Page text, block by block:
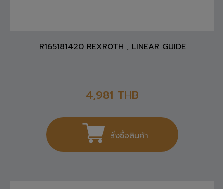
R165181420 REXROTH , LINEAR GUIDE
4,981 THB